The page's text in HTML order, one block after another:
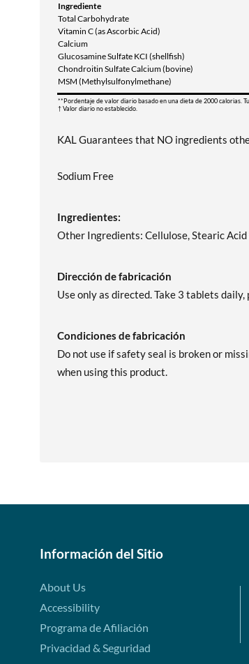
Ingrediente
Total Carbohydrate
Vitamin C (as Ascorbic Acid)
Calcium
Glucosamine Sulfate KCI (shellfish)
Chondroitin Sulfate Calcium (bovine)
MSM (Methylsulfonylmethane)
**Pordentaje de valor diario basado en una dieta de 2000 calorias.
† Valor diario no establecido.
KAL Guarantees that NO ingredients
Sodium Free
Ingredientes:
Other Ingredients: Cellulose, Stearic Acid
Dirección de fabricación
Use only as directed. Take 3 tablets
Condiciones de fabricación
Do not use if safety seal is broken or
when using this product.
Información del Sitio
About Us
Accessibility
Programa de Afiliación
Privacidad & Seguridad